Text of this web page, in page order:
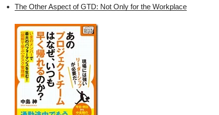
The Other Aspect of GTD: Not Only for the Workplace